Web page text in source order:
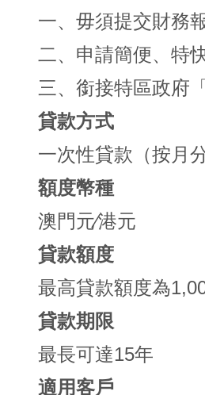
一、毋須提交財務
二、申請簡便、特
三、銜接特區政府
貸款方式
一次性貸款（按月
額度幣種
澳門元∕港元
貸款額度
最高貸款額度為
貸款期限
最長可達15年
適用客戶